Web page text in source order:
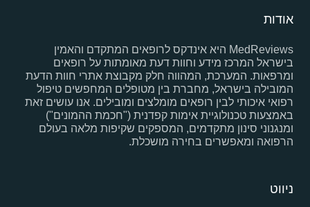
אודות
MedReviews היא אינדקס לרופאים המתקדם והאמין
בישראל המרכז מידע וחוות דעת מאומתות על רופאים
ומרפאות. המערכת, המהווה חלק מקבוצת אתרי חוות הדעת
המובילה בישראל, מחברת בין מטופלים המחפשים טיפול
רפואי איכותי לבין רופאים מומלצים ומובילים. אנו עושים זאת
באמצעות טכנולוגיית אימות קפדנית ("חכמת ההמונים")
ומנגנוני סינון מתקדמים, המספקים שקיפות מלאה בעולם
הרפואה ומאפשרים בחירה מושכלת.
ניווט